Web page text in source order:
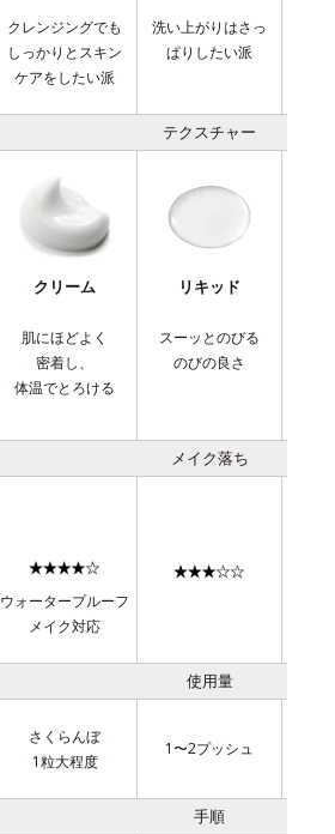
クレンジングでも
しっかりとスキン
ケアをしたい派
洗い上がりはさっ
ぱりしたい派
テクスチャー
クリーム
肌にほどよく
密着し、
体温でとろける
リキッド
スーッとのびる
のびの良さ
メイク落ち
ウォータープルーフ
メイク対応
使用量
さくらんぼ
1粒大程度
1〜2プッシュ
手順